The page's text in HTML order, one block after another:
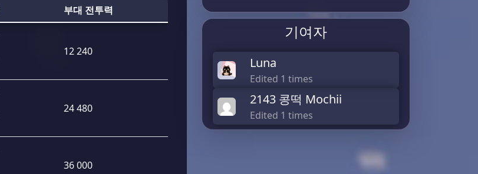
부대 전투력
12 240
24 480
36 000
기여자
Luna
Edited 1 times
2143 콩떡 Mochii
Edited 1 times